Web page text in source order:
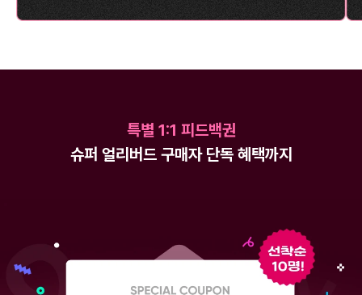
특별 1:1 피드백권
슈퍼 얼리버드 구매자 단독 혜택까지